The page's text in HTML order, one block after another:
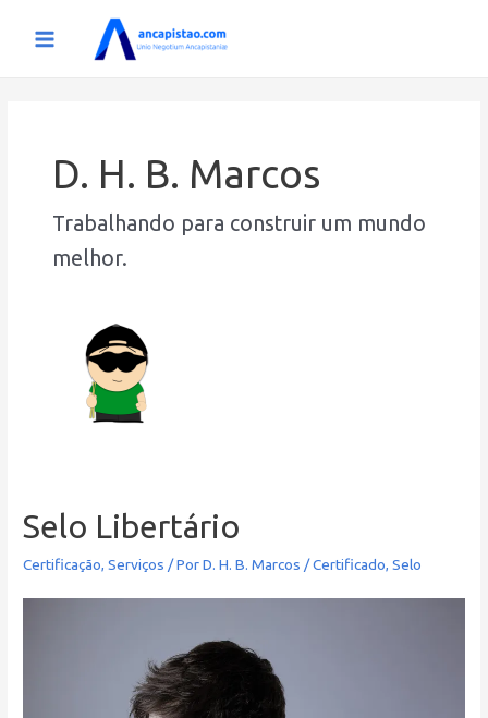
D. H. B. Marcos
Trabalhando para construir um mundo
melhor.
Selo Libertário
Certificação,Serviços / PorD. H. B. Marcos/Certificado,Selo